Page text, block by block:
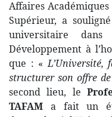
Affaires
Supérieur, a
universitaire
Développement à
que : «L’Université,
structurer son offre
second lieu, le
TAFAM a fait un